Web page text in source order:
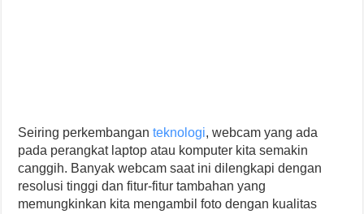
Seiring perkembanganteknologi, webcam yang ada
pada perangkat laptop atau komputer kita semakin
canggih. Banyak webcam saat ini dilengkapi dengan
resolusi tinggi dan fitur-fitur tambahan yang
memungkinkan kita mengambil foto dengan kualitas